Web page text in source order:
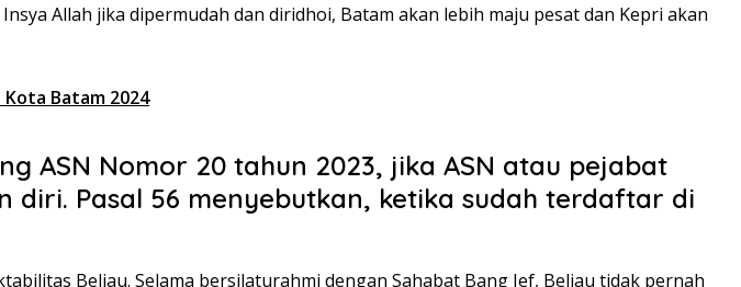
Allah jika dipermudah dan diridhoi, Batam akan lebih maju pesat dan Kepri akan
Batam 2024
ASN Nomor 20 tahun 2023, jika ASN atau pejabat
Pasal 56 menyebutkan, ketika sudah terdaftar di
Beliau. Selama bersilaturahmi dengan Sahabat Bang Jef, Beliau tidak pernah